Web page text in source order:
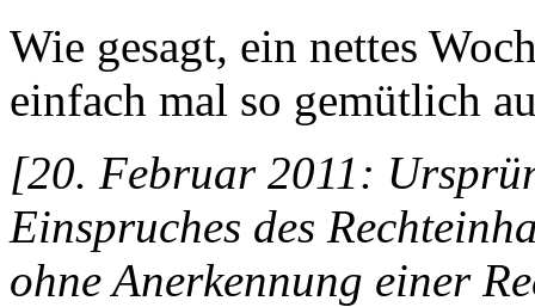
Wie gesagt, ein nettes
einfach mal so gemütlich
[20. Februar 2011:
Einspruches des
ohne Anerkennung einer